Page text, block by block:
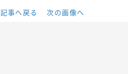
記事へ戻る 次の画像へ